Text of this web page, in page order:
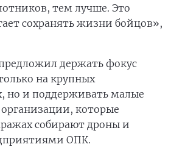
тем лучше. Это
сохранять жизни бойцов»,
держать фокус
на крупных
но и поддерживать малые
которые
собирают дроны и
ОПК.